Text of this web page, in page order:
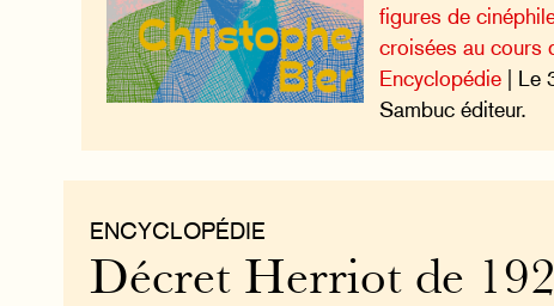
figures de
croisées au cours
Encyclopédie | Le
Sambuc éditeur.
ENCYCLOPÉDIE
Décret Herriot de